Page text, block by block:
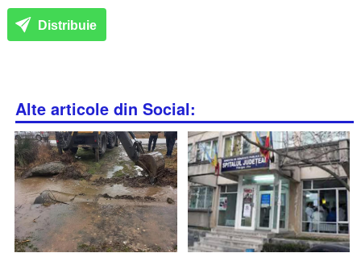
Distribuie
Alte articole din Social: